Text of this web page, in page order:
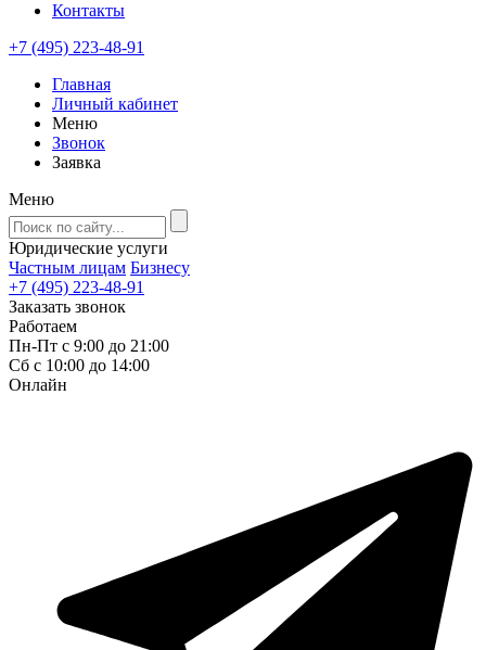
Контакты
+7 (495) 223-48-91
Главная
Личный кабинет
Меню
Звонок
Заявка
Меню
Юридические услуги
Частным лицам Бизнесу
+7 (495) 223-48-91
Заказать звонок
Работаем
Пн-Пт с 9:00 до 21:00
Сб с 10:00 до 14:00
Онлайн